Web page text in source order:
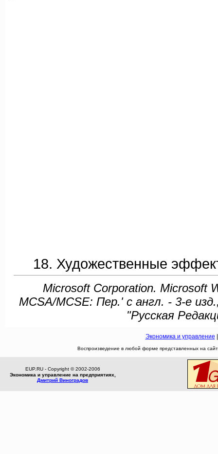
18. Художественные
Microsoft Corporation. Microsoft
MCSA/MCSE: Пер.' с англ. - 3-е
"Русская
Экономика и управление
Воспроизведение в любой форме представленных на
EUP.RU - Copyright © 2002-2006
Экономика и управление на предприятиях,
Дмитрий Виноградов